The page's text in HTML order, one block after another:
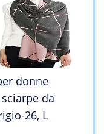
donne
da
26, L